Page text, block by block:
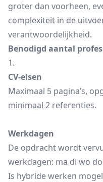
groter dan voorheen,
complexiteit in de
verantwoordelijkheid.
Benodigd aantal
1.
CV-eisen
Maximaal 5 pagina’s,
minimaal 2 referenties.
Werkdagen
De opdracht wordt
werkdagen: ma di wo
Is hybride werken